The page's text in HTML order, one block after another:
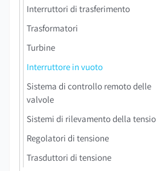
Interruttori di trasferimento
Trasformatori
Turbine
Interruttore in vuoto
Sistema di controllo remoto delle
valvole
Sistemi di rilevamento della
Regolatori di tensione
Trasduttori di tensione